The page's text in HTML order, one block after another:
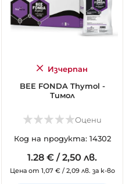
Изчерпан
BEE FONDA Thymol -
Тимол
Оцени
Код на продукта: 14302
1.28 € /2,50 лв.
Цена от 1,07 €/ 2,09 лв. за к-во